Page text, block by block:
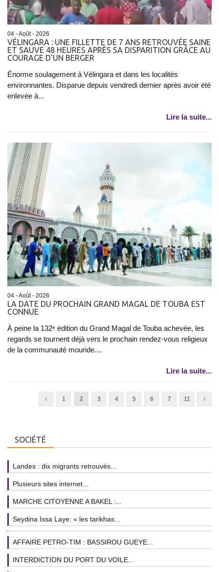
04 - Août - 2026
VÉLINGARA : UNE FILLETTE DE 7 ANS RETROUVÉE SAINE
ET SAUVE 48 HEURES APRÈS SA DISPARITION GRÂCE AU
COURAGE D'UN BERGER
Énorme soulagement à Vélingara et dans les localités
environnantes. Disparue depuis vendredi dernier après avoir été
enlevée à...
Lire la suite...
04 - Août - 2026
LA DATE DU PROCHAIN GRAND MAGAL DE TOUBA EST
CONNUE
À peine la 132ᵉ édition du Grand Magal de Touba achevée, les
regards se tournent déjà vers le prochain rendez-vous religieux
de la communauté mouride....
Lire la suite...
1 2 3 4 5 6 7 11
SOCIÉTÉ
Landes : dix migrants retrouvés...
Plusieurs sites internet...
MARCHE CITOYENNE A BAKEL :...
Seydina Issa Laye: « les tarikhas...
AFFAIRE PETRO-TIM : BASSIROU GUEYE...
INTERDICTION DU PORT DU VOILE...